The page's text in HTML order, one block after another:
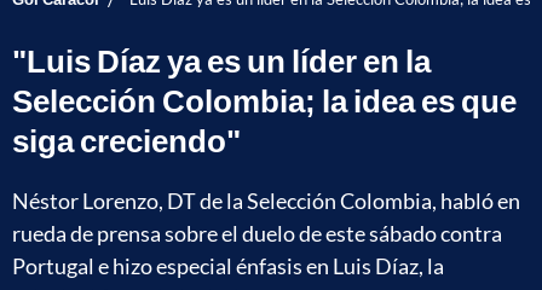
"Luis Díaz ya es un líder en la
Selección Colombia; la idea es que
siga creciendo"
Néstor Lorenzo, DT de la Selección Colombia, habló en
rueda de prensa sobre el duelo de este sábado contra
Portugal e hizo especial énfasis en Luis Díaz, la